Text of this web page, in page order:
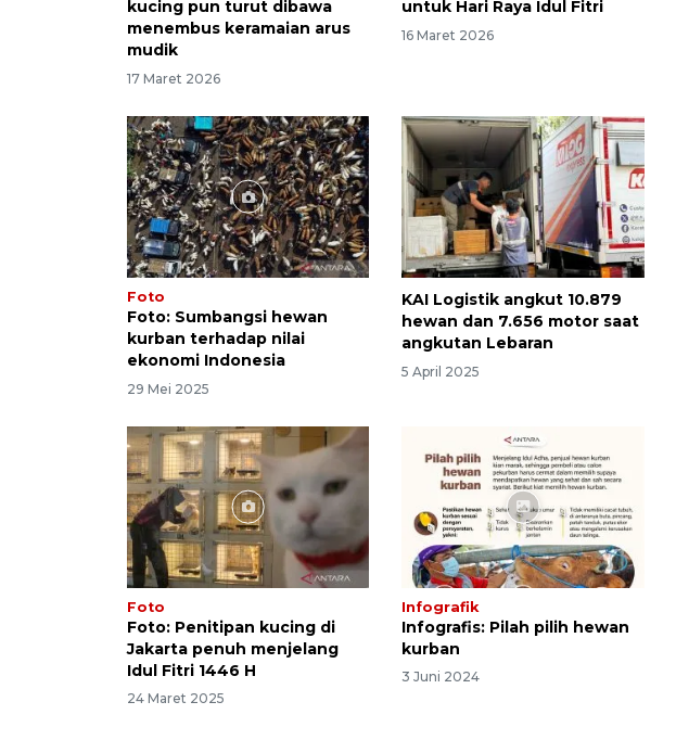
kucing pun turut dibawa
menembus keramaian arus
mudik
17 Maret 2026
untuk Hari Raya Idul Fitri
16 Maret 2026
Foto
Foto: Sumbangsi hewan
kurban terhadap nilai
ekonomi Indonesia
29 Mei 2025
KAI Logistik angkut 10.879
hewan dan 7.656 motor saat
angkutan Lebaran
5 April 2025
Foto
Foto: Penitipan kucing di
Jakarta penuh menjelang
Idul Fitri 1446 H
24 Maret 2025
Infografik
Infografis: Pilah pilih hewan
kurban
3 Juni 2024